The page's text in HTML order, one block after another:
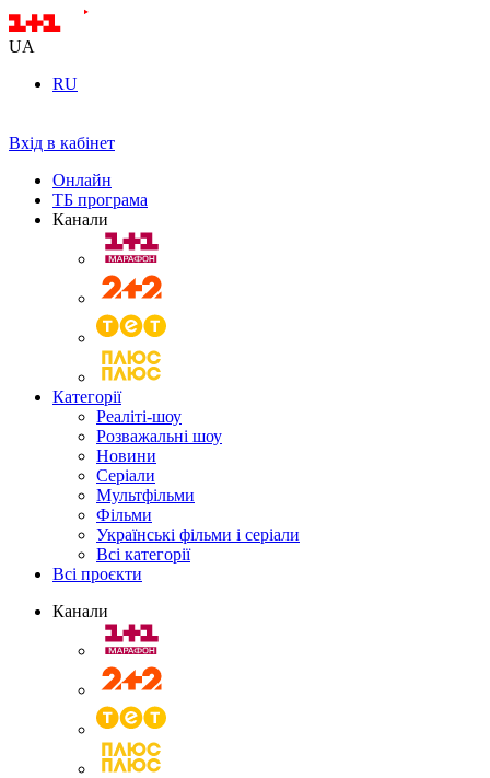
UA
RU
Вхід в кабінет
Онлайн
ТБ програма
Канали
Категорії
Реаліті-шоу
Розважальні шоу
Новини
Серіали
Мультфільми
Фільми
Українські фільми і серіали
Всі категорії
Всі проєкти
Канали